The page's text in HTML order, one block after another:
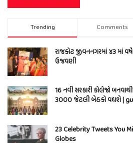
Trending Comments
રાજકોટ જીવનનગરમાં ૪૩ માં
ઉજવણી
16 નવી સરકારી કોલેજો
3000 જેટલી બેઠકો વધશે |
23 Celebrity Tweets You
Globes